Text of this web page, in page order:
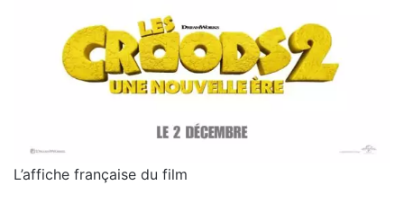
L’affiche française du film